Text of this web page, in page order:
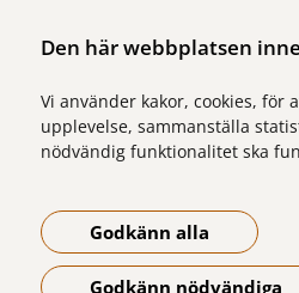
Den här webbplatsen
Vi använder kakor, cookies, för
upplevelse, sammanställa
nödvändig funktionalitet ska
Godkänn alla
Godkänn nödvändiga
Upplands Väsby. Huvudman är